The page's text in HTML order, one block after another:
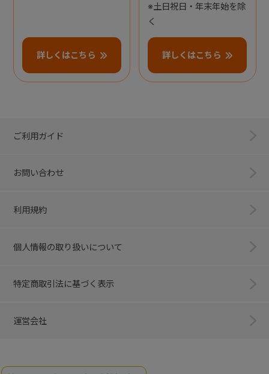
詳しくはこちら
※土日祝日・年末年始を除
く
詳しくはこちら
ご利用ガイド
お問い合わせ
利用規約
個人情報の取り扱いについて
特定商取引法に基づく表示
運営会社